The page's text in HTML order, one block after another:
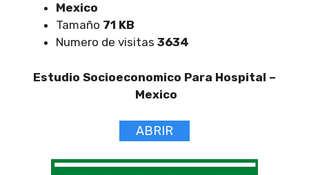
Mexico
Tamaño 71 KB
Numero de visitas 3634
Estudio Socioeconomico Para Hospital –
Mexico
ABRIR